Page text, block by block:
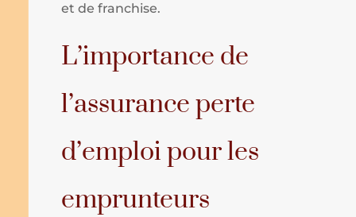
et de franchise.
L’importance de
l’assurance perte
d’emploi pour les
emprunteurs